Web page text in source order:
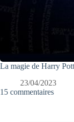
La magie de Harry
23/04/2023
15 commentaires